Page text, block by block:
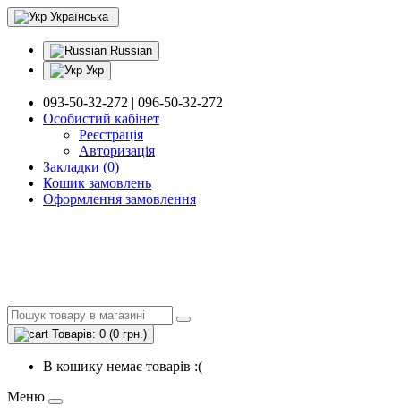
Українська
Russian
Укр
093-50-32-272 | 096-50-32-272
Особистий кабінет
Реєстрація
Авторизація
Закладки (0)
Кошик замовлень
Оформлення замовлення
Товарів: 0 (0 грн.)
В кошику немає товарів :(
Меню